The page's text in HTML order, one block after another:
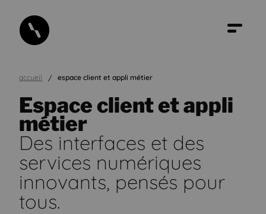
accueil espace client et appli métier
Espace client et appli métier
Espace client et appli
métier
Des interfaces et des
services numériques
innovants, pensés pour
tous.